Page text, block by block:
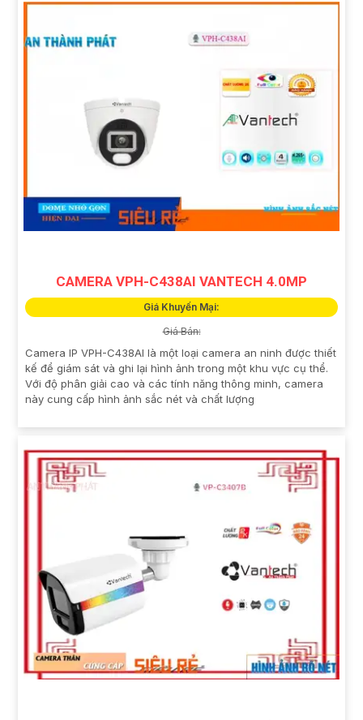
CAMERA VPH-C438AI VANTECH 4.0MP
Giá Khuyến Mại:
Giá Bán:
Camera IP VPH-C438AI là một loại camera an ninh được thiết
kế để giám sát và ghi lại hình ảnh trong một khu vực cụ thể.
Với độ phân giải cao và các tính năng thông minh, camera
này cung cấp hình ảnh sắc nét và chất lượng